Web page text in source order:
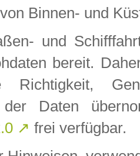
Binnen- und
und
bereit.
Richtigkeit,
der Daten
↗ frei verfügbar.